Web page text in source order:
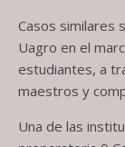
Casos similares
Uagro en el
estudiantes, a
maestros y
Una de las